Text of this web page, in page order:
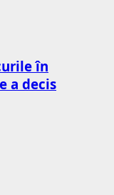
în
a decis